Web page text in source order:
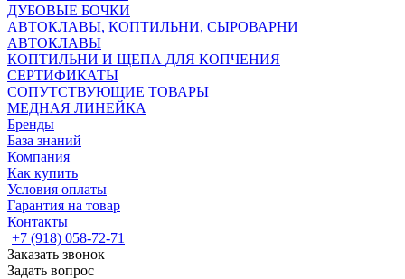
ДУБОВЫЕ БОЧКИ
АВТОКЛАВЫ, КОПТИЛЬНИ, СЫРОВАРНИ
АВТОКЛАВЫ
КОПТИЛЬНИ И ЩЕПА ДЛЯ КОПЧЕНИЯ
СЕРТИФИКАТЫ
СОПУТСТВУЮЩИЕ ТОВАРЫ
МЕДНАЯ ЛИНЕЙКА
Бренды
База знаний
Компания
Как купить
Условия оплаты
Гарантия на товар
Контакты
+7 (918) 058-72-71
Заказать звонок
Задать вопрос